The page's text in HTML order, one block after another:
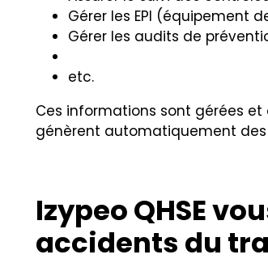
Gérer les EPI (équipement
Gérer les audits de
etc.
Ces informations sont gérées
génèrent automatiquement des
Izypeo QHSE
accidents du